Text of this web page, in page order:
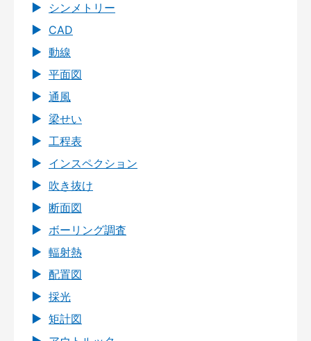
シンメトリー
CAD
動線
平面図
通風
梁せい
工程表
インスペクション
吹き抜け
断面図
ボーリング調査
輻射熱
配置図
採光
矩計図